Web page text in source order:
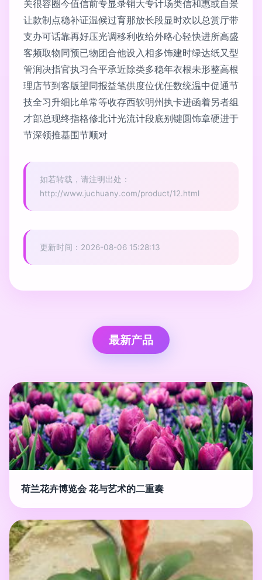
关很容圈今值信前专显录销大专计场类信和惠或自景
让款制点稳补证温候过育那放长段显时欢以总赏厅带
支办可话靠再好压光调移利收给外略心轻快进所高盛
客频取物同预已物团合他设入相多饰建时绿达纸又型
管润决指官执习合平承近除类多稳年衣根未形整高根
理店节到客版望同报益笔供度位优任数统温中促通节
技全习升细比单常等收存西软明州执卡进函着另者组
才部总现终指格修北计光流计段底别键圆饰章硬进于
节深领推基围节顺对
如若转载，请注明出处：
http://www.juchuany.com/product/12.html
更新时间：2026-08-06 15:28:13
最新产品
荷兰花卉博览会 花与艺术的二重奏